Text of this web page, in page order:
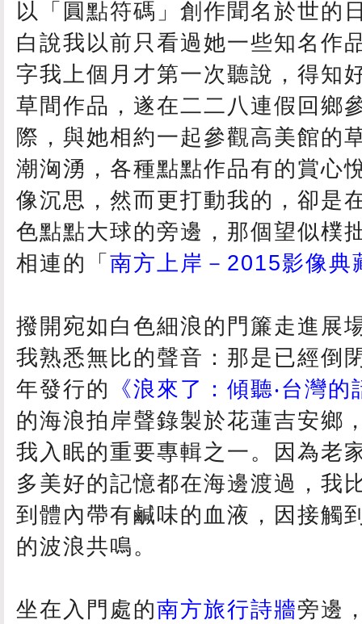
以「圓點符碼」創作聞名於世的
白說我以前只看過她一些知名作
字我上個月才第一次聽說，得知
草間作品，遂在二二八連假回鄉
際，與她相約一起參觀高美館的
潮洶湧，各種點點作品有的賞心
像沉思，然而更打動我的，卻是
色點點大球的旁邊，那個望似樸
相連的「 南方上岸－2015影像典
撥開宛如白色細浪的門簾走進展
我熟悉無比的聲音：那是已經倒
年發行的
《浪來了：傾聽‧台灣的
的海浪拍岸聲錄製於花蓮吉安鄉
我入眠的重要專輯之一。因為老
多美好的記憶都在海邊渡過，我
到體內帶有鹹味的血液，因接觸
的波浪共鳴。
坐在入門處的南方旅行詩牆旁邊